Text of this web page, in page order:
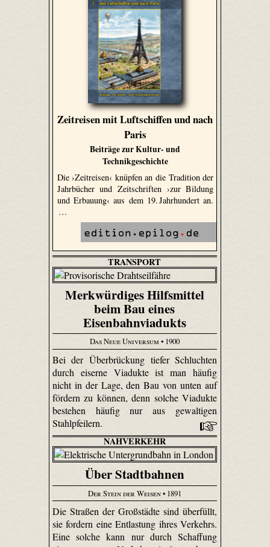
Zeitreisen mit Luftschiffen und nach
Paris
Beiträge zur Kultur- und
Technikgeschichte
Die ›Zeitreisen‹ knüpfen an die Tradition der
Jahrbücher und Zeitschriften ›zur Bildung
und Erbauung‹ aus dem 19. Jahrhundert an.
…
TRANSPORT
Merkwürdiges Hilfsmittel
beim Bau eines
Eisenbahnviadukts
Das Neue Universum • 1900
Bei der Überbrückung tiefer Schluchten
durch eiserne Viadukte ist man häufig
nicht in der Lage, den Bau von unten auf
fördern zu können, denn solche Viadukte
bestehen häufig nur aus gewaltigen
Stahlpfeilern.
NAHVERKEHR
Über Stadtbahnen
Der Stein der Weisen• 1891
Die Straßen der Großstädte sind überfüllt,
sie fordern eine Entlastung ihres Verkehrs.
Eine solche kann nur durch Schaffung